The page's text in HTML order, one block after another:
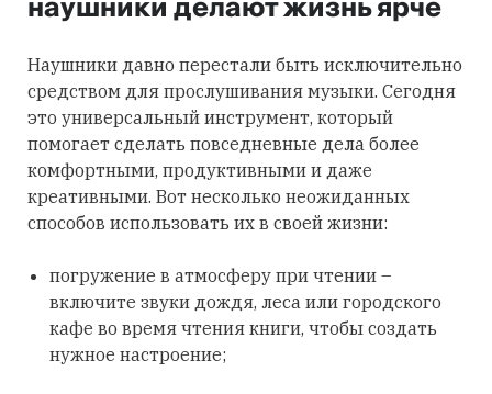
Наушники давно перестали быть исключительно
средством для прослушивания музыки. Сегодня
это универсальный инструмент, который
помогает сделать повседневные дела более
комфортными, продуктивными и даже
креативными. Вот несколько неожиданных
способов использовать их в своей жизни:
погружение в атмосферу при чтении –
включите звуки дождя, леса или городского
кафе во время чтения книги, чтобы создать
нужное настроение;